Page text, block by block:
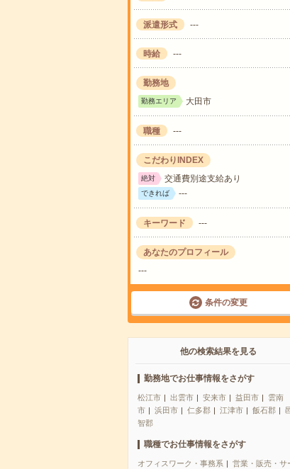
派遣形式 ---
時給 ---
勤務地
勤務エリア 大田市
職種 ---
こだわりINDEX
絶対 交通費別途支給あり
できれば ---
キーワード ---
あなたのプロフィール
---
条件の変更
他の検索結果を見る
勤務地でお仕事情報をさがす
松江市 出雲市 安来市 益田市
雲南
市
浜田市 仁多郡 江津市 飯石郡
智郡
職種でお仕事情報をさがす
オフィスワーク・事務系
営業・販売・サ